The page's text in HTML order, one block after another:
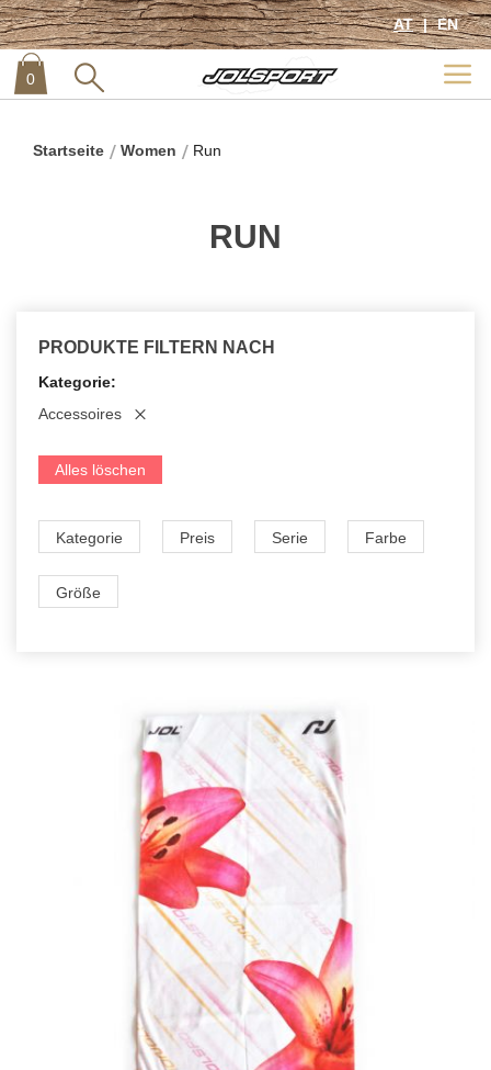
AT EN
00 item
Startseite Women Run
RUN
PRODUKTE FILTERN NACH
Kategorie
Accessoires
Alles löschen
Kategorie Preis Serie Farbe
Größe